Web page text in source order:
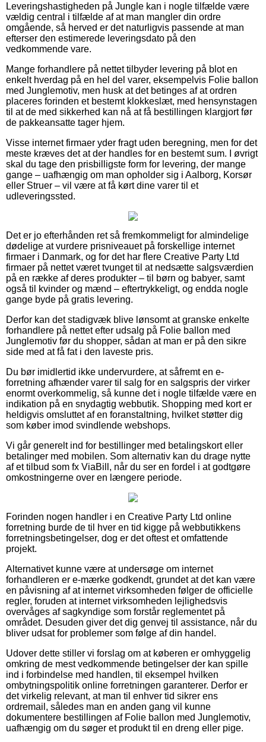
Leveringshastigheden på Jungle kan i nogle tilfælde være
vældig central i tilfælde af at man mangler din ordre
omgående, så herved er det naturligvis passende at man
efterser den estimerede leveringsdato på den
vedkommende vare.
Mange forhandlere på nettet tilbyder levering på blot en
enkelt hverdag på en hel del varer, eksempelvis Folie ballon
med Junglemotiv, men husk at det betinges af at ordren
placeres forinden et bestemt klokkeslæt, med hensynstagen
til at de med sikkerhed kan nå at få bestillingen klargjort før
de pakkeansatte tager hjem.
Visse internet firmaer yder fragt uden beregning, men for det
meste kræves det at der handles for en bestemt sum. I øvrigt
skal du tage den prisbilligste form for levering, der mange
gange – uafhængig om man opholder sig i Aalborg, Korsør
eller Struer – vil være at få kørt dine varer til et
udleveringssted.
Det er jo efterhånden ret så fremkommeligt for almindelige
dødelige at vurdere prisniveauet på forskellige internet
firmaer i Danmark, og for det har flere Creative Party Ltd
firmaer på nettet været tvunget til at nedsætte salgsværdien
på en række af deres produkter – til børn og babyer, samt
også til kvinder og mænd – eftertrykkeligt, og endda nogle
gange byde på gratis levering.
Derfor kan det stadigvæk blive lønsomt at granske enkelte
forhandlere på nettet efter udsalg på Folie ballon med
Junglemotiv før du shopper, sådan at man er på den sikre
side med at få fat i den laveste pris.
Du bør imidlertid ikke undervurdere, at såfremt en e-
forretning afhænder varer til salg for en salgspris der virker
enormt overkommelig, så kunne det i nogle tilfælde være en
indikation på en snydagtig webbutik. Shopping med kort er
heldigvis omsluttet af en foranstaltning, hvilket støtter dig
som køber imod svindlende webshops.
Vi går generelt ind for bestillinger med betalingskort eller
betalinger med mobilen. Som alternativ kan du drage nytte
af et tilbud som fx ViaBill, når du ser en fordel i at godtgøre
omkostningerne over en længere periode.
Forinden nogen handler i en Creative Party Ltd online
forretning burde de til hver en tid kigge på webbutikkens
forretningsbetingelser, dog er det oftest et omfattende
projekt.
Alternativet kunne være at undersøge om internet
forhandleren er e-mærke godkendt, grundet at det kan være
en påvisning af at internet virksomheden følger de officielle
regler, foruden at internet virksomheden lejlighedsvis
overvåges af sagkyndige som forstår reglementet på
området. Desuden giver det dig genvej til assistance, når du
bliver udsat for problemer som følge af din handel.
Udover dette stiller vi forslag om at køberen er omhyggelig
omkring de mest vedkommende betingelser der kan spille
ind i forbindelse med handlen, til eksempel hvilken
ombytningspolitik online forretningen garanterer. Derfor er
det virkelig relevant, at man til enhver tid sikrer ens
ordremail, således man en anden gang vil kunne
dokumentere bestillingen af Folie ballon med Junglemotiv,
uafhængig om du søger et produkt til en dreng eller pige.